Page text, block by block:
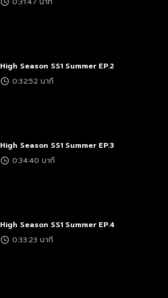
High Season SS1 Summer EP.2
0:32:52 นาที
High Season SS1 Summer EP.3
0:34:40 นาที
High Season SS1 Summer EP.4
0:33:23 นาที